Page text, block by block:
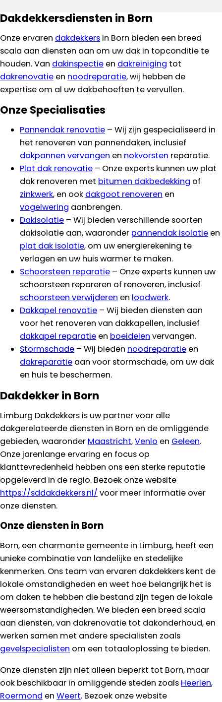
Dakdekkersdiensten in Born
Onze ervaren dakdekkers in Born bieden een breed
scala aan diensten aan om uw dak in topconditie te
houden. Van dakinspectie en dakreiniging tot
dakrenovatie en noodreparatie, wij hebben de
expertise om al uw dakbehoeften te vervullen.
Onze Specialisaties
Pannendak renovatie – Wij zijn gespecialiseerd in
het renoveren van pannendaken, inclusief
dakpannen vervangen en nokvorsten reparatie.
Plat dak renovatie – Onze experts kunnen uw plat
dak renoveren met bitumen dakbedekking of
zinkwerk, en ook dakgoot renoveren en
vogelwering aanbrengen.
Dakisolatie – Wij bieden verschillende soorten
dakisolatie aan, waaronder pannendak isolatie en
plat dak isolatie, om uw energierekening te
verlagen en uw huis warmer te maken.
Schoorsteen reparatie – Onze experts kunnen uw
schoorsteen repareren of renoveren, inclusief
schoorsteen verwijderen en loodwerk.
Dakkapel renovatie – Wij bieden diensten aan
voor het renoveren van dakkapellen, inclusief
dakkapel reparatie en boeidelen vervangen.
Stormschade – Wij bieden noodreparatie en
dakreparatie aan voor stormschade, om uw dak
en huis te beschermen.
Dakdekker in Born
Limburg Dakdekkers is uw partner voor alle
dakgerelateerde diensten in Born en de omliggende
gebieden, waaronder Maastricht,Venlo en Geleen.
Onze jarenlange ervaring en focus op
klanttevredenheid hebben ons een sterke reputatie
opgeleverd in de regio. Bezoek onze website
https://sddakdekkers.nl/ voor meer informatie over
onze diensten.
Onze diensten in Born
Born, een charmante gemeente in Limburg, heeft een
unieke combinatie van landelijke en stedelijke
kenmerken. Ons team van ervaren dakdekkers kent de
lokale omstandigheden en weet hoe belangrijk het is
om daken te hebben die bestand zijn tegen de lokale
weersomstandigheden. We bieden een breed scala
aan diensten, van dakrenovatie tot dakonderhoud, en
werken samen met andere specialisten zoals
gevelspecialisten om een totaaloplossing te bieden.
Onze diensten zijn niet alleen beperkt tot Born, maar
ook beschikbaar in omliggende steden zoals Heerlen,
Roermond en Weert. Bezoek onze website